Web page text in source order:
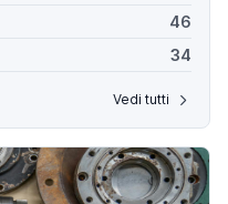
46
34
Vedi tutti